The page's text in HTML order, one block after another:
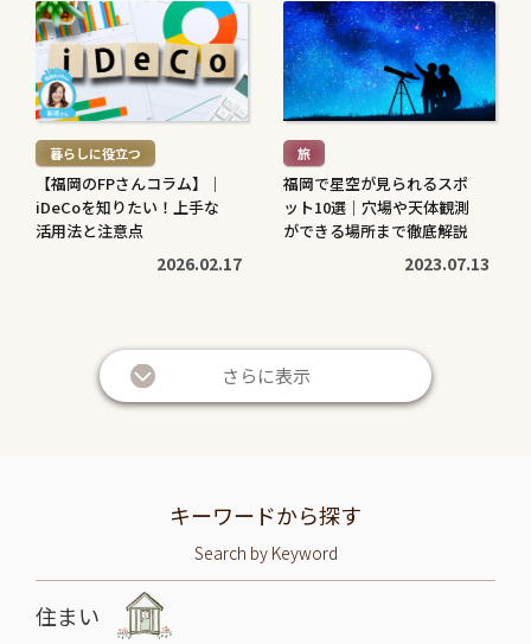
続
き
を
読
む
> 暮らしに役立つ
【福岡のFPさんコラム】｜
iDeCoを知りたい！上手な
活用法と注意点
2026.02.17
続
き
を
読
む
> 旅
福岡で星空が見られるスポ
ット10選｜穴場や天体観測
ができる場所まで徹底解説
2023.07.13
投資信託と株の違いは？仕
組みやリスク、利益などを
比較してわかりやすく解説
2026.05.28
き
を
退職金は定期預金で運用す
べき？メリット・デメリッ
トと条件を解説
2026.05.21
さらに表示
キーワードから探す
Search by Keyword
住まい